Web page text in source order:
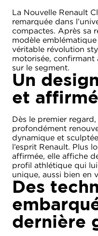
La Nouvelle Renault
remarquée dans
compactes. Après sa
modèle
véritable révolution
motorisée, confirmant
sur le segment.
Un
et affirmé
Dès le premier
profondément
dynamique et
l’esprit Renault. Plus
affirmée, elle affiche
profil athlétique qui
unique, aussi bien en
Des
dernière